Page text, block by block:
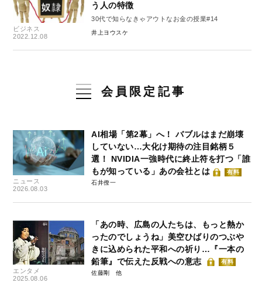
ビジネス
2022.12.08
う人の特徴
30代で知らなきゃアウトなお金の授業#14
井上ヨウスケ
会員限定記事
ニュース
2026.08.03
AI相場「第2幕」へ！ バブルはまだ崩壊
していない…大化け期待の注目銘柄５
選！ NVIDIA一強時代に終止符を打つ「誰
もが知っている」あの会社とは
有料
石井僚一
エンタメ
2025.08.06
「あの時、広島の人たちは、もっと熱か
ったのでしょうね」美空ひばりのつぶや
きに込められた平和への祈り…『一本の
鉛筆』で伝えた反戦への意志
有料
佐藤剛